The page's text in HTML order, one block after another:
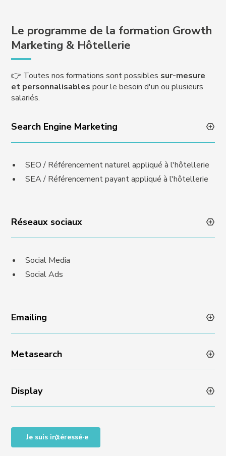
Le programme de la formation Growth
Marketing & Hôtellerie
👉 Toutes nos formations sont possibles sur-mesure
et personnalisables pour le besoin d'un ou plusieurs
salariés.
Search Engine Marketing
SEO / Référencement naturel appliqué à l'hôtellerie
SEA / Référencement payant appliqué à l'hôtellerie
Réseaux sociaux
Social Media
Social Ads
Emailing
Metasearch
Display
Je suis intéressé·e